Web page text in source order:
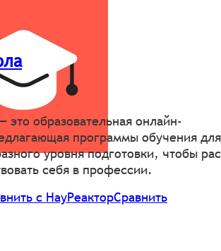
образовательная онлайн-
программы обучения для
уровня подготовки, чтобы
себя в профессии.
с НауРеакторСравнить